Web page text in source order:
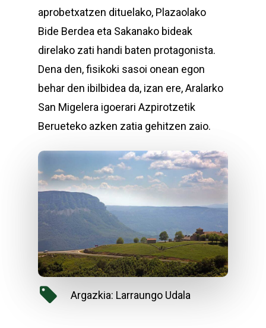
aprobetxatzen dituelako, Plazaolako
Bide Berdea eta Sakanako bideak
direlako zati handi baten protagonista.
Dena den, fisikoki sasoi onean egon
behar den ibilbidea da, izan ere, Aralarko
San Migelera igoerari Azpirotzetik
Berueteko azken zatia gehitzen zaio.
Argazkia: Larraungo Udala